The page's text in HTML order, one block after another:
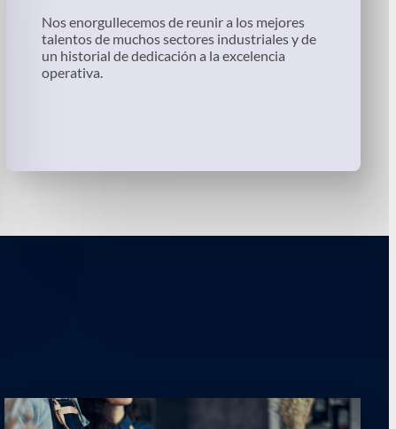
Nos enorgullecemos de reunir a los mejores
talentos de muchos sectores industriales y de
un historial de dedicación a la excelencia
operativa.